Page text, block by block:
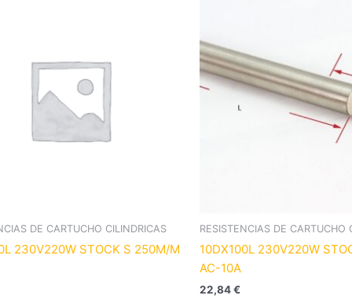
DE CARTUCHO CILINDRICAS
230V220W STOCK S 250M/M
RESISTENCIAS DE CARTUCHO
10DX100L 230V220W
AC-10A
22,84€